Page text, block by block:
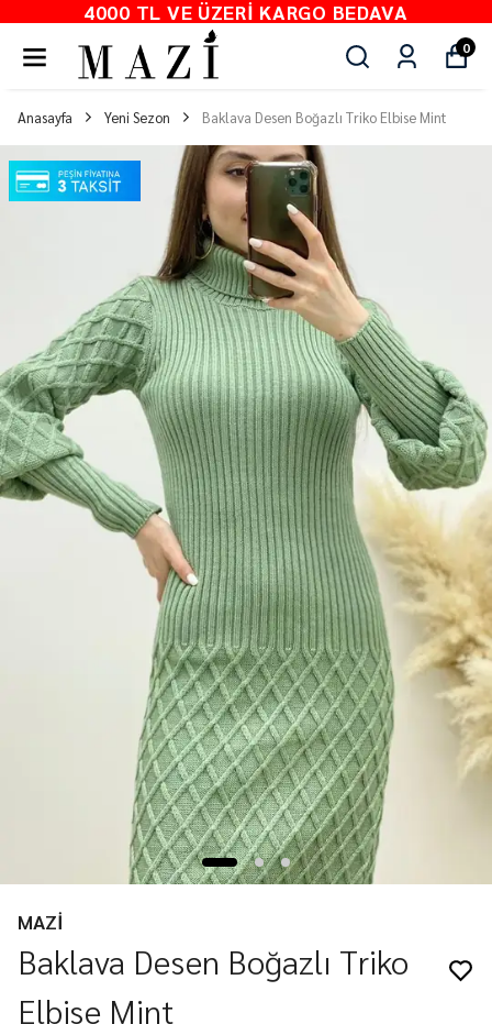
4000 TL VE ÜZERI KARGO BEDAVA
0
Anasayfa Yeni Sezon Baklava Desen Boğazlı Triko Elbise Mint
MAZİ
Baklava Desen Boğazlı Triko
Elbise Mint